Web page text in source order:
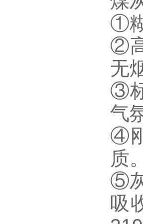
①
②
无
③
气
④
质
⑤
吸